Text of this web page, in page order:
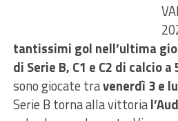
tantissimi gol nell’ultima
di Serie B, C1 e C2 di calcio a
sono giocate travenerdì 3 e
Serie B torna alla vittoria